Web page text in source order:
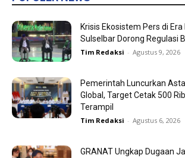
Krisis Ekosistem Pers di Era
Sulselbar Dorong Regulasi
Tim Redaksi - Agustus 9, 2026
Pemerintah Luncurkan
Global, Target Cetak 500
Terampil
Tim Redaksi - Agustus 6, 2026
GRANAT Ungkap Dugaan